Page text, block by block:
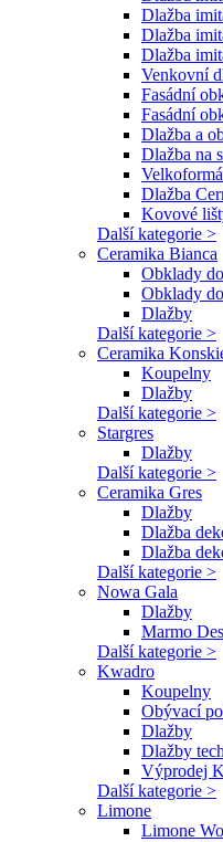
Dlažba
Dlažba
Dlažba
Venkovní
Fasádní
Fasádní
Dlažba a
Dlažba na
Dlažba
Kovové
Další kategorie >
Ceramika Bianca
Obklady
Obklady
Dlažby
Další kategorie >
Ceramika
Koupelny
Dlažby
Další kategorie >
Stargres
Dlažby
Další kategorie >
Ceramika Gres
Dlažby
Dlažba
Dlažba
Další kategorie >
Nowa Gala
Dlažby
Marmo
Další kategorie >
Kwadro
Koupelny
Obývací
Dlažby
Dlažby
Výprodej
Další kategorie >
Limone
Limone